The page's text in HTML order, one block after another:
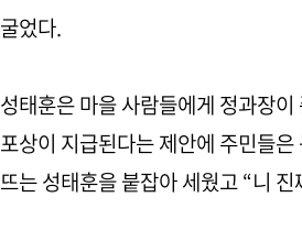
굴었다.
성태훈은 마을 사람들에게 정과장
포상이 지급된다는 제안에 주민들
뜨는 성태훈을 붙잡아 세웠고 “니